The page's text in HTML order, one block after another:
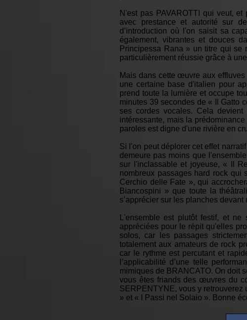
N'est pas PAVAROTTI qui veut,
avec prestance et autorité sur
d’introduction où l'on saisit sa
également, vibrantes et douces
Principessa Rana » un titre qui se
particulièrement réussie grâce à
Mais dans cette œuvre aux
une certaine base d'italien pour
prend toute la lumière et occupe
minutes 39 secondes de « Il Gatto
ses cordes vocales. Cela
intéressante, mais la
paroles est digne d'une rivière en
Si l'on peut déplorer cet effet
demeure pas moins que
sur l'inclassable et joyeuse, « Il
nombreux passages hard rock qui
Cerchio delle Fate », qui
Biancospini » que toute la
s’apprécier sur les planches
L'ensemble est plutôt festif, et
appréciées pour le répit qu'elles
solos, car les passages
totalement aux amateurs de rock
car le rythme est percutant et
l’applicabilité d’une telle
mimiques de BRANCATO. On doit
vous êtes friands des œuvres du
SERPENTYNE, vous y retrouverez
» et « I Passi nel Solaio ». Bonne